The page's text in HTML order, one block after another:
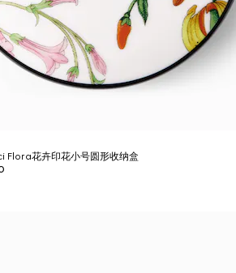
Flora花卉印花小号圆形收纳盒